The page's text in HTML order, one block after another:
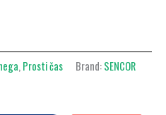
,Prosti čas Brand:SENCOR